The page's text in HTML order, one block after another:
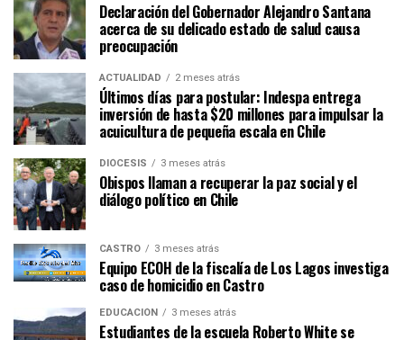
Declaración del Gobernador Alejandro Santana
acerca de su delicado estado de salud causa
preocupación
ACTUALIDAD 2 meses atrás
Últimos días para postular: Indespa entrega
inversión de hasta $20 millones para impulsar la
acuicultura de pequeña escala en Chile
DIÓCESIS 3 meses atrás
Obispos llaman a recuperar la paz social y el
diálogo político en Chile
CASTRO 3 meses atrás
Equipo ECOH de la fiscalía de Los Lagos investiga
caso de homicidio en Castro
EDUCACIÓN 3 meses atrás
Estudiantes de la escuela Roberto White se